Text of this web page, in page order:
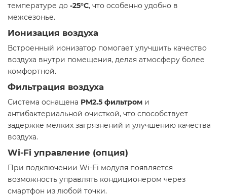
температуре до -25°C, что особенно удобно в
межсезонье.
Ионизация воздуха
Встроенный ионизатор помогает улучшить качество
воздуха внутри помещения, делая атмосферу более
комфортной.
Фильтрация воздуха
Система оснащена PM2.5 фильтром и
антибактериальной очисткой, что способствует
задержке мелких загрязнений и улучшению качества
воздуха.
Wi-Fi управление (опция)
При подключении Wi-Fi модуля появляется
возможность управлять кондиционером через
смартфон из любой точки.